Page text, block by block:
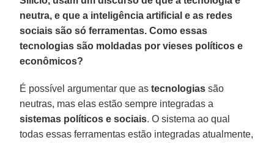
neutra, e que a inteligência artificial e as redes
sociais são só ferramentas. Como essas
tecnologias são moldadas por vieses políticos e
econômicos?
É possível argumentar que astecnologias são
neutras, mas elas estão sempre integradas a
sistemas políticos e sociais. O sistema ao qual
todas essas ferramentas estão integradas atualmente,